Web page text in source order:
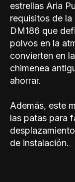
estrellas Aria
requisitos de
DM186 que
polvos en la
convierten en
chimenea
ahorrar.
Además, este
las patas para
de instalación.